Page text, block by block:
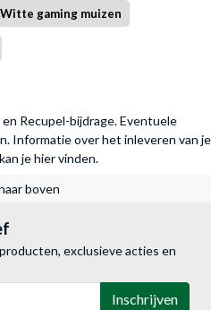
Witte gaming muizen
Recupel-bijdrage. Eventuele
Informatie over het inleveren van je
je hier vinden.
boven
exclusieve acties en
Inschrijven